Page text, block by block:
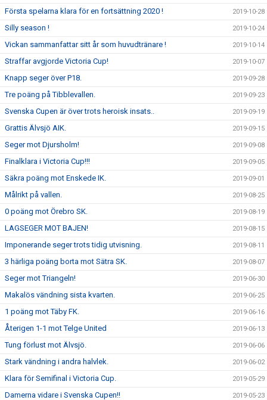
Första spelarna klara för en fortsättning 2020 ! 2019-10-28
Silly season ! 2019-10-24
Vickan sammanfattar sitt år som huvudtränare ! 2019-10-14
Straffar avgjorde Victoria Cup! 2019-10-07
Knapp seger över P18. 2019-09-28
Tre poäng på Tibblevallen. 2019-09-23
Svenska Cupen är över trots heroisk insats.. 2019-09-19
Grattis Älvsjö AIK. 2019-09-15
Seger mot Djursholm! 2019-09-08
Finalklara i Victoria Cup!!! 2019-09-05
Säkra poäng mot Enskede IK. 2019-09-01
Målrikt på vallen. 2019-08-25
0 poäng mot Örebro SK. 2019-08-19
LAGSEGER MOT BAJEN! 2019-08-15
Imponerande seger trots tidig utvisning. 2019-08-11
3 härliga poäng borta mot Sätra SK. 2019-08-07
Seger mot Triangeln! 2019-06-30
Makalös vändning sista kvarten. 2019-06-25
1 poäng mot Täby FK. 2019-06-16
Återigen 1-1 mot Telge United 2019-06-13
Tung förlust mot Älvsjö. 2019-06-06
Stark vändning i andra halvlek. 2019-06-02
Klara för Semifinal i Victoria Cup. 2019-05-29
Damerna vidare i Svenska Cupen!! 2019-05-23